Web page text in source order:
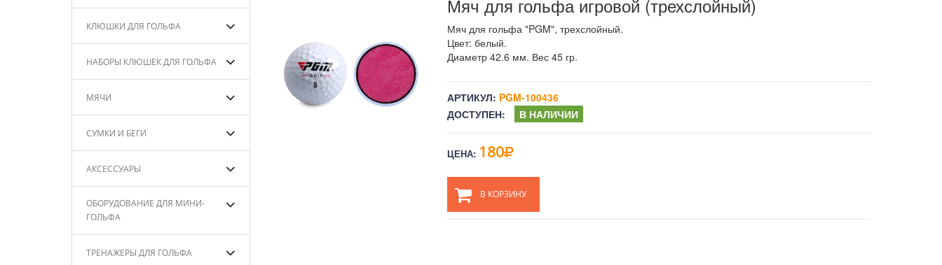
КЛЮШКИ ДЛЯ ГОЛЬФА
НАБОРЫ КЛЮШЕК ДЛЯ ГОЛЬФА
МЯЧИ
СУМКИ И БЕГИ
АКСЕССУАРЫ
ОБОРУДОВАНИЕ ДЛЯ МИНИ-
ГОЛЬФА
ТРЕНАЖЕРЫ ДЛЯ ГОЛЬФА
Мяч для гольфа игровой (трехслойный)
Мяч для гольфа "PGM", трехслойный.
Цвет: белый.
Диаметр 42.6 мм. Вес 45 гр.
АРТИКУЛ: PGM-100436
ДОСТУПЕН:
В НАЛИЧИИ
ЦЕНА: 180
В КОРЗИНУ